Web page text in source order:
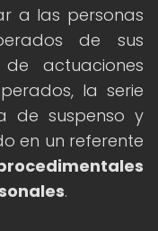
a las personas
de sus
actuaciones
la serie
de suspenso y
en un referente
.